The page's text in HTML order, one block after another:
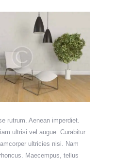
rutrum. Aenean imperdiet.
ultrisi vel augue. Curabitur
ultricies nisi. Nam
Maecempus, tellus